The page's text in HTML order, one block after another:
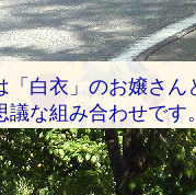
白衣」のお嬢さん
な組み合わせです。